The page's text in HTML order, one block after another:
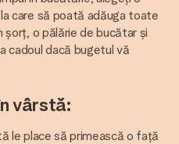
care să poată adăuga toate
o pălărie de bucătar și
cadoul dacă bugetul vă
vârstă:
le place să primească o față